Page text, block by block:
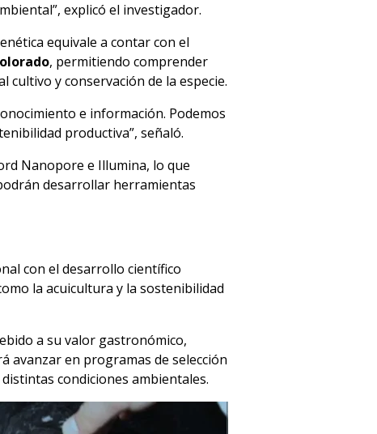
explicó el investigador.
equivale a contar con el
, permitiendo comprender
y conservación de la especie.
e información. Podemos
productiva”, señaló.
Nanopore e Illumina, lo que
desarrollar herramientas
con el desarrollo científico
la acuicultura y la sostenibilidad
a su valor gastronómico,
avanzar en programas de selección
condiciones ambientales.